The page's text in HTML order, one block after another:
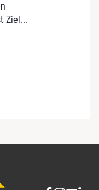
Ziel...